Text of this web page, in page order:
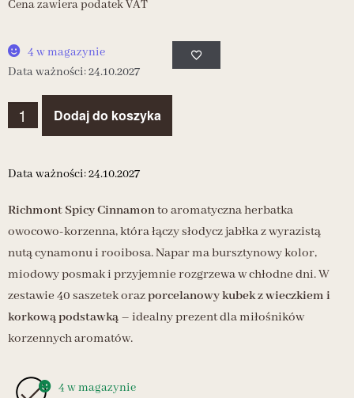
Cena zawiera podatek VAT
4 w magazynie
Data ważności: 24.10.2027
Dodaj do koszyka
Data ważności: 24.10.2027
Richmont Spicy Cinnamonto aromatyczna herbatka
owocowo-korzenna, która łączy słodycz jabłka z wyrazistą
nutą cynamonu i rooibosa. Napar ma bursztynowy kolor,
miodowy posmak i przyjemnie rozgrzewa w chłodne dni. W
zestawie 40 saszetek orazporcelanowy kubek z wieczkiem i
korkową podstawką – idealny prezent dla miłośników
korzennych aromatów.
4 w magazynie